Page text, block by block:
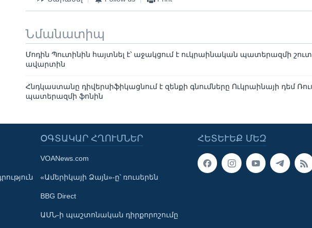
Նմանատիպ
Մոդին Պուտինին հայտնել է՝ աջակցում է ուկրաինական պատերազմի
ավարտին
Հնդկաստանը դիվերսիֆիկացնում է զենքի գնումները Ուկրաինայի դեմ
պատերազմի ֆոնին
ՀԵՏԵՒԵՔ ՄԵԶ
ՕԳՏԱԿԱՐ ՀՂՈՒՄՆԵՐ
VOANews.com
«Ամերիկայի Ձայն»-ը՝ ռուսերեն
BBG Direct
ԱՄՆ-ի պաշտոնական դիրքորոշումը